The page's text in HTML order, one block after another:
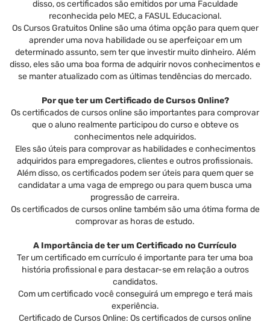
disso, os certificados são emitidos por uma Faculdade
reconhecida pelo MEC, a FASUL Educacional.
Os Cursos Gratuitos Online são uma ótima opção para quem quer
aprender uma nova habilidade ou se aperfeiçoar em um
determinado assunto, sem ter que investir muito dinheiro. Além
disso, eles são uma boa forma de adquirir novos conhecimentos e
se manter atualizado com as últimas tendências do mercado.
Por que ter um Certificado de Cursos Online?
Os certificados de cursos online são importantes para comprovar
que o aluno realmente participou do curso e obteve os
conhecimentos nele adquiridos.
Eles são úteis para comprovar as habilidades e conhecimentos
adquiridos para empregadores, clientes e outros profissionais.
Além disso, os certificados podem ser úteis para quem quer se
candidatar a uma vaga de emprego ou para quem busca uma
progressão de carreira.
Os certificados de cursos online também são uma ótima forma de
comprovar as horas de estudo.
A Importância de ter um Certificado no Currículo
Ter um certificado em currículo é importante para ter uma boa
história profissional e para destacar-se em relação a outros
candidatos.
Com um certificado você conseguirá um emprego e terá mais
experiência.
Certificado de Cursos Online: Os certificados de cursos online